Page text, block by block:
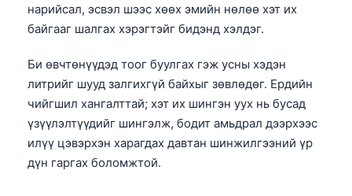
нарийсал, эсвэл шээс хөөх эмийн нөлөө хэт их
байгааг шалгах хэрэгтэйг бидэнд хэлдэг.
Би өвчтөнүүдэд тоог буулгах гэж усны хэдэн
литрийг шууд залгихгүй байхыг зөвлөдөг. Ердийн
чийгшил хангалттай; хэт их шингэн уух нь бусад
үзүүлэлтүүдийг шингэлж, бодит амьдрал дээрхээс
илүү цэвэрхэн харагдах давтан шинжилгээний үр
дүн гаргах боломжтой.
Bosanski
Azərbaycan dili
Eesti
日本語
Čeština
Русский